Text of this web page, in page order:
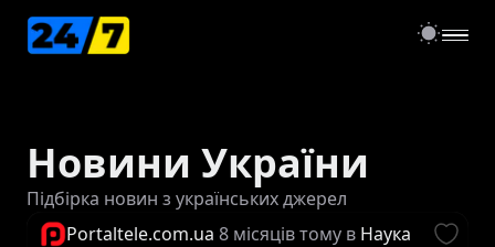
Новини України
Підбірка новин з українських джерел
Portaltele.com.ua 8 місяців тому в Наука